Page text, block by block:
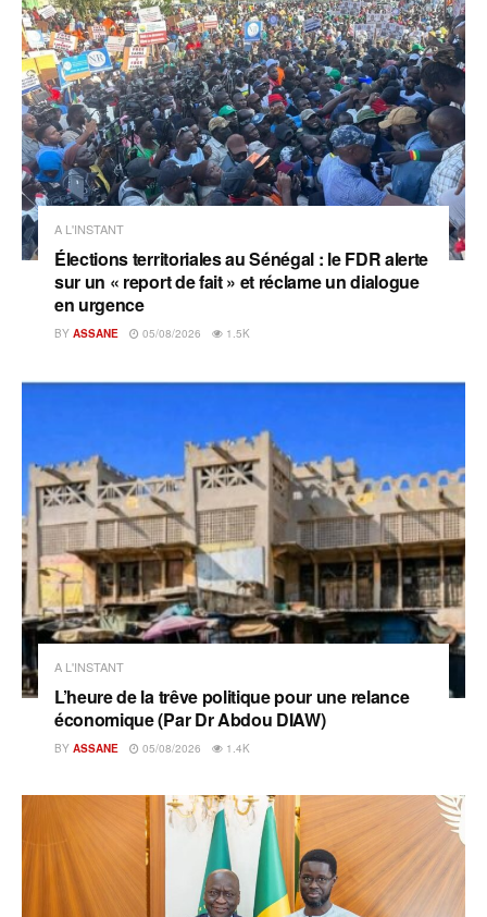
A L'INSTANT
Élections territoriales au Sénégal : le FDR alerte
sur un « report de fait » et réclame un dialogue
en urgence
BY ASSANE 05/08/2026 1.5K
A L'INSTANT
L’heure de la trêve politique pour une relance
économique (Par Dr Abdou DIAW)
BY ASSANE 05/08/2026 1.4K